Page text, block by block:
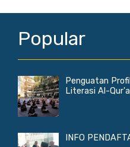
Popular
Penguatan
Literasi Al-
INFO